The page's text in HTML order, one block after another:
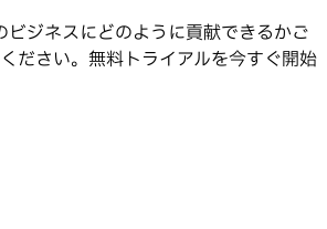
ビジネスにどのように貢献できるかご
ださい。無料トライアルを今すぐ開始